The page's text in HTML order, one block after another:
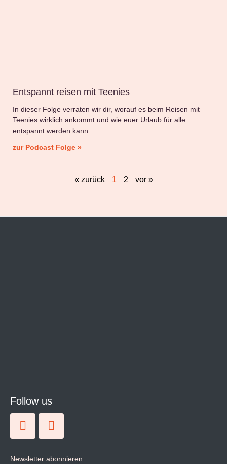
Entspannt reisen mit Teenies
In dieser Folge verraten wir dir, worauf es beim Reisen mit
Teenies wirklich ankommt und wie euer Urlaub für alle
entspannt werden kann.
zur Podcast Folge »
« zurück 1 2 vor »
Follow us
Newsletter abonnieren